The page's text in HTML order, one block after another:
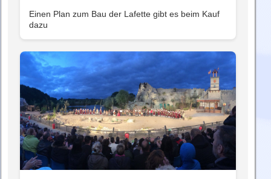
Einen Plan zum Bau der Lafette gibt es beim Kauf
dazu